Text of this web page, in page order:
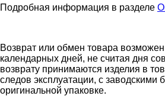
Подробная информация в разделе
Возврат или обмен товара
календарных дней, не считая дня
возврату принимаются изделия в
следов эксплуатации, с заводскими
оригинальной упаковке.